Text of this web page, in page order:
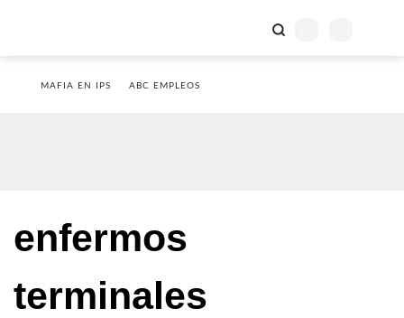
MAFIA EN IPS ABC EMPLEOS
enfermos
terminales